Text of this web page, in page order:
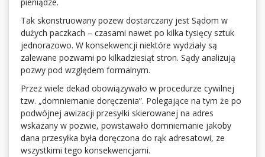
pieniądze.
Tak skonstruowany pozew dostarczany jest Sądom w
dużych paczkach – czasami nawet po kilka tysięcy sztuk
jednorazowo. W konsekwencji niektóre wydziały są
zalewane pozwami po kilkadziesiąt stron. Sądy analizują
pozwy pod względem formalnym.
Przez wiele dekad obowiązywało w procedurze cywilnej
tzw. „domniemanie doręczenia”. Polegające na tym że po
podwójnej awizacji przesyłki skierowanej na adres
wskazany w pozwie, powstawało domniemanie jakoby
dana przesyłka była doręczona do rąk adresatowi, ze
wszystkimi tego konsekwencjami.